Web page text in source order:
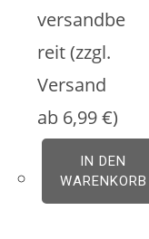
versandbe
reit (zzgl.
Versand
ab 6,99 €)
IN DEN
WARENKORB